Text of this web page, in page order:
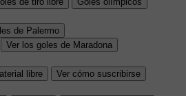
de Palermo
Ver los goles de Maradona
libre
Ver cómo suscribirse